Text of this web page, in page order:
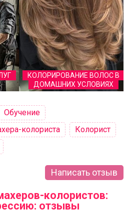
КОЛОРИРОВАНИЕ ВОЛОС В
ДОМАШНИХ УСЛОВИЯХ
Обучение
колориста
Колорист
Написать отзыв
колористов:
отзывы